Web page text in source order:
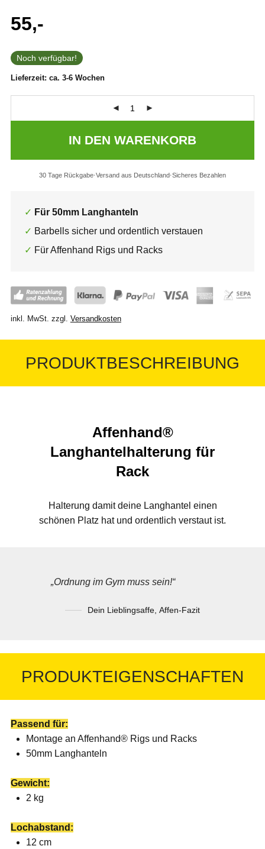
55,-
Noch verfügbar!
Lieferzeit: ca. 3-6 Wochen
IN DEN WARENKORB
30 Tage Rückgabe Versand aus Deutschland Sicheres Bezahlen
Für 50mm Langhanteln
Barbells sicher und ordentlich verstauen
Für Affenhand Rigs und Racks
inkl. MwSt. zzgl. Versandkosten
PRODUKTBESCHREIBUNG
Affenhand®
Langhantelhalterung für
Rack
Halterung damit deine Langhantel einen
schönen Platz hat und ordentlich verstaut ist.
„Ordnung im Gym muss sein!“
Dein Lieblingsaffe Affen-Fazit
PRODUKTEIGENSCHAFTEN
Passend für:
Montage an Affenhand® Rigs und Racks
50mm Langhanteln
Gewicht:
2 kg
Lochabstand:
12 cm